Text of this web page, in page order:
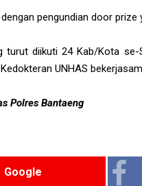
pengundian door
turut diikuti 24 Kab/Kota
UNHAS
Polres Bantaeng
Google